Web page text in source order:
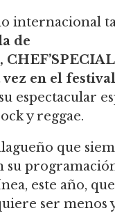
internacional
de
CHEF’SPECIAL
en el
espectacular
y reggae.
que
su
este año,
ser menos